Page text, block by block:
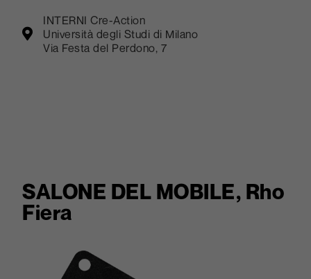
INTERNI Cre-Action
Università degli Studi di Milano
Via Festa del Perdono, 7
SALONE DEL MOBILE, Rho
Fiera